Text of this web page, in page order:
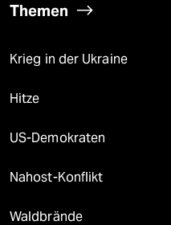
Themen
Krieg in der Ukraine
Hitze
US-Demokraten
Nahost-Konflikt
Waldbrände